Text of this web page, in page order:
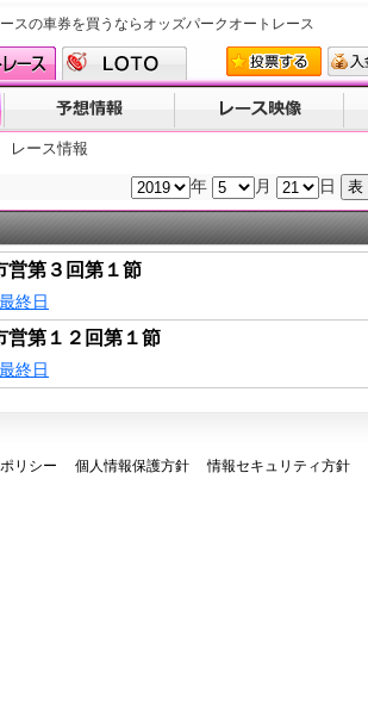
スの車券を買うならオッズパークオートレース
レース情報
年 月 日
営第３回第１節
最終日
営第１２回第１節
最終日
リシー 個人情報保護方針 情報セキュリティ方針